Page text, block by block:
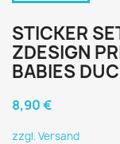
STICKER
ZDESIGN
BABIES
8,90 €
zzgl. Versand